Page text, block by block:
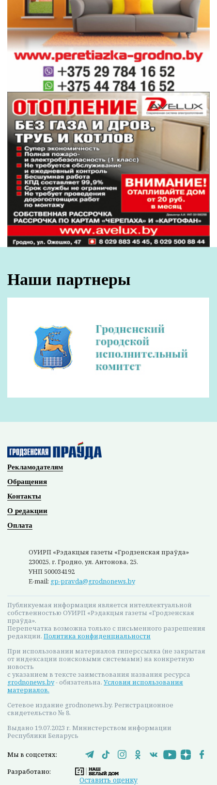
Наши партнеры
Рекламодателям
Обращения
Контакты
О редакции
Оплата
ОУИРП «Рэдакцыя газеты «Гродзенская праўда»
230025, г. Гродно, ул. Антонова, 25.
УНП 500034192
E-mail: gp-pravda@grodnonews.by
Публикуемая информация является интеллектуальной
собственностью ОУИРП «Рэдакцыя газеты «Гродзенская
праўда».
Перепечатка возможна только с письменного разрешения
редакции. Политика конфиденциальности
При использовании материалов гиперссылка (не закрытая
от индексации поисковыми системами) на конкретную
новость
с указанием в тексте заимствования названия ресурса
grodnonews.by- обязательна. Условия использования
материалов.
Сетевое издание grodnonews.by. Регистрационное
свидетельство № 8.
Выдано 19.07.2023 г. Министерством информации
Республики Беларусь
Мы в соцсетях:
Разработано:
Оставить оценку